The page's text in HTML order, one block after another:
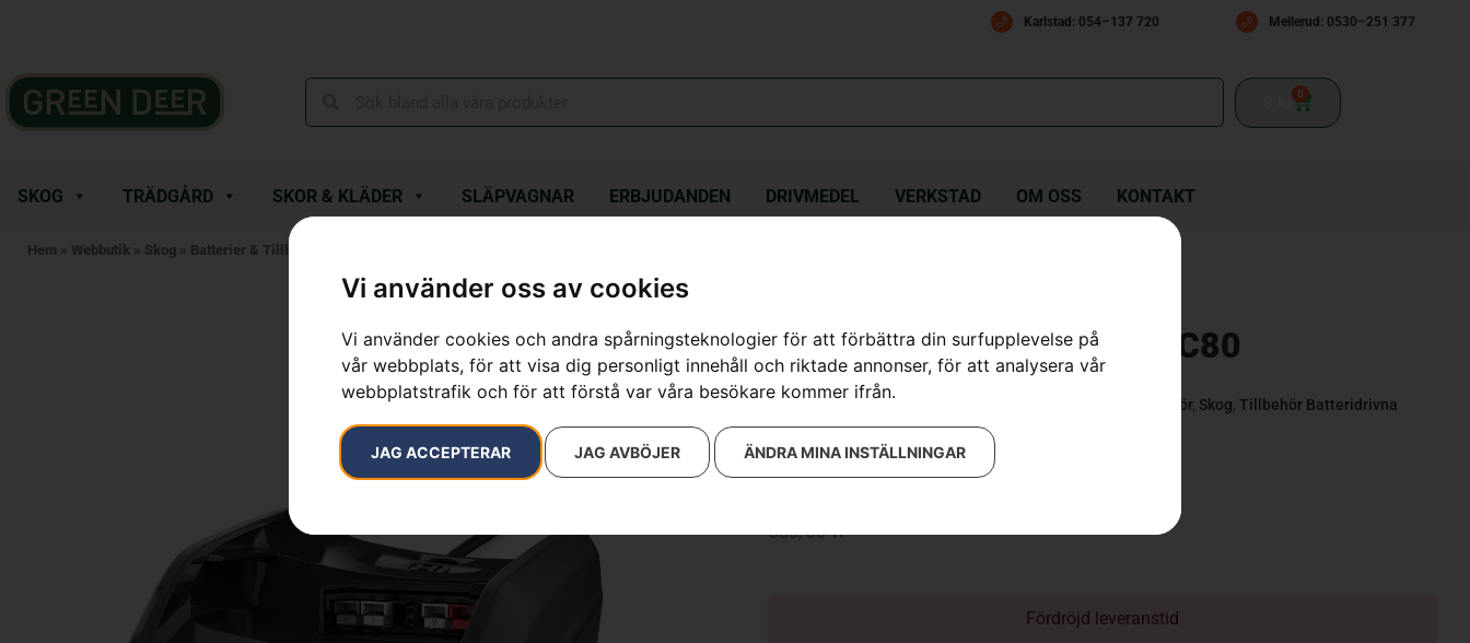
Vi använder oss av cookies
Vi använder cookies och andra spårningsteknologier för att förbättra din surfupplevelse på
vår webbplats, för att visa dig personligt innehåll och riktade annonser, för att analysera vår
webbplatstrafik och för att förstå var våra besökare kommer ifrån.
JAG ACCEPTERAR JAG AVBÖJER ÄNDRA MINA INSTÄLLNINGAR
Karlstad: 054–137 720 Mellerud: 0530–251 377
kr 0
SKOG TRÄDGÅRD SKOR & KLÄDER SLÄPVAGNAR ERBJUDANDEN DRIVMEDEL VERKSTAD OM OSS KONTAKT
Hem » Webbutik » Skog » Batterier & Tillbehör
Husqvarna batteriladdare C80
Artikelnummer:
Kategorier:
Batterier & Tillbehör, Skog, Tillbehör Batteridrivna
Maskiner
699kr
C80, 80 W
Fördröjd leveranstid